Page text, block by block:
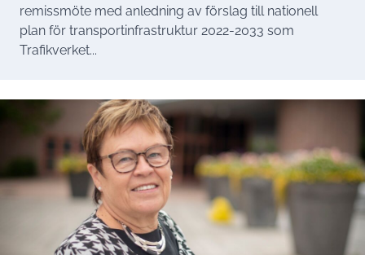
remissmöte med anledning av förslag till nationell
plan för transportinfrastruktur 2022-2033 som
Trafikverket...